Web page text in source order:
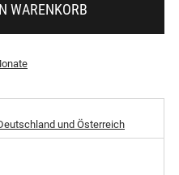
WARENKORB
und Österreich